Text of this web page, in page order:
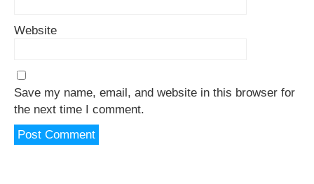
Website
Save my name, email, and website in this browser for
the next time I comment.